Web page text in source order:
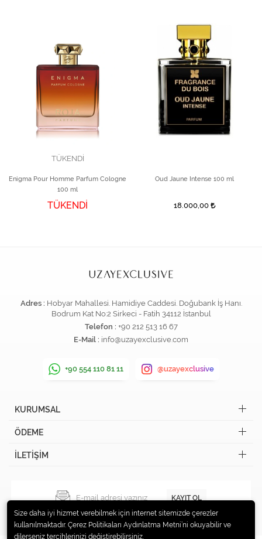
TÜKENDİ
Enigma Pour Homme Parfum Cologne
100 ml
TÜKENDİ
Oud Jaune Intense 100 ml
18.000,00
Adres : Hobyar Mahallesi. Hamidiye Caddesi. Doğubank İş Hanı.
Bodrum Kat No:2 Sirkeci - Fatih 34112 İstanbul
Telefon : +90 212 513 16 67
E-Mail : info@uzayexclusive.com
+90 554 110 81 11 @uzayexclusive
KURUMSAL
ÖDEME
İLETİŞİM
KAYIT OL
Size daha iyi hizmet verebilmek için internet sitemizde çerezler
kullanılmaktadır. Çerez Politikaları Aydınlatma Metni’ni okuyabilir ve
dilerseniz tercihlerinizi değiştirebilirsiniz.